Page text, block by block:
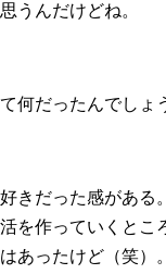
うんだけどね。
何だったんでしょ
きだった感がある
を作っていくとこ
あったけど（笑）